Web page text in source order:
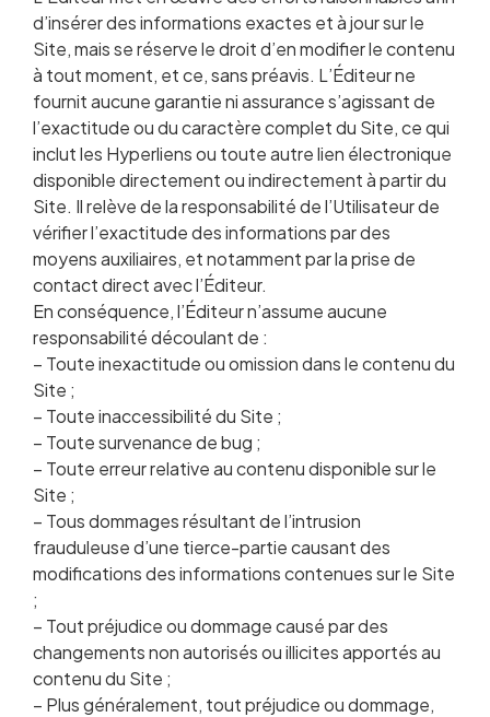
d’insérer des informations exactes et à jour sur le
Site, mais se réserve le droit d’en modifier le contenu
à tout moment, et ce, sans préavis. L’Éditeur ne
fournit aucune garantie ni assurance s’agissant de
l’exactitude ou du caractère complet du Site, ce qui
inclut les Hyperliens ou toute autre lien électronique
disponible directement ou indirectement à partir du
Site. Il relève de la responsabilité de l’Utilisateur de
vérifier l’exactitude des informations par des
moyens auxiliaires, et notamment par la prise de
contact direct avec l’Éditeur.
En conséquence, l’Éditeur n’assume aucune
responsabilité découlant de :
– Toute inexactitude ou omission dans le contenu du
Site ;
– Toute inaccessibilité du Site ;
– Toute survenance de bug ;
– Toute erreur relative au contenu disponible sur le
Site ;
– Tous dommages résultant de l’intrusion
frauduleuse d’une tierce-partie causant des
modifications des informations contenues sur le Site
;
– Tout préjudice ou dommage causé par des
changements non autorisés ou illicites apportés au
contenu du Site ;
– Plus généralement, tout préjudice ou dommage,